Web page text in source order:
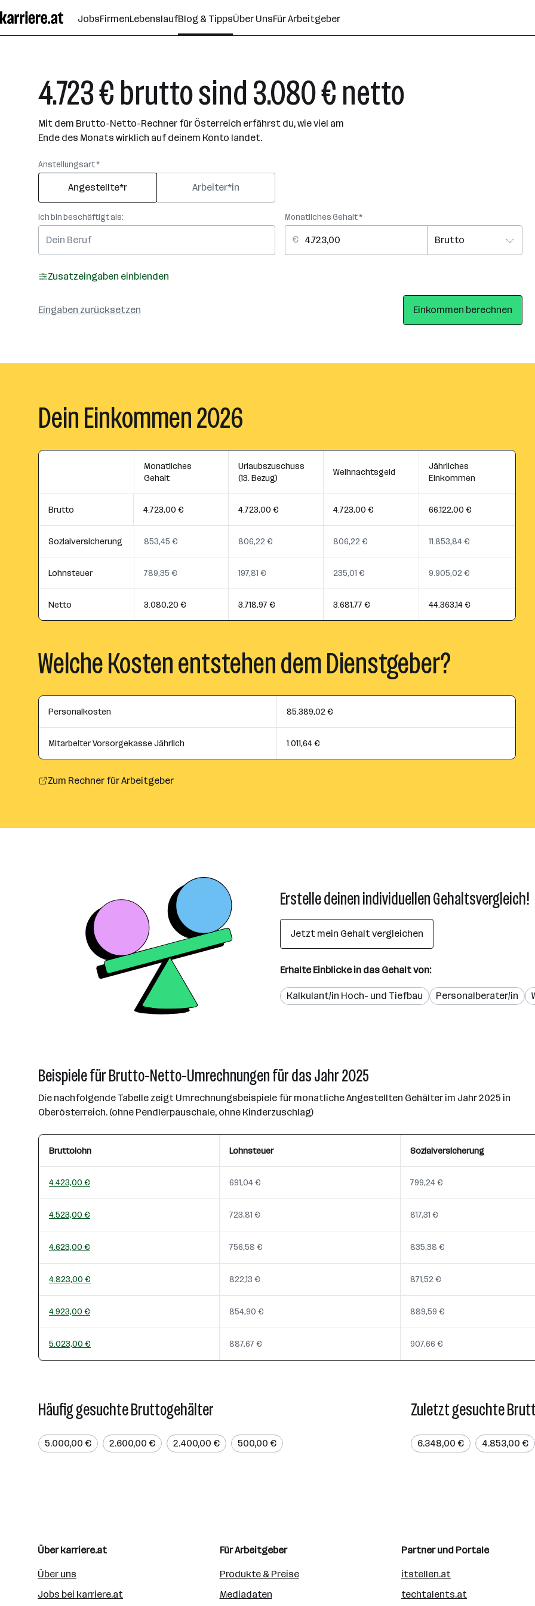
Seiteninhalt
springen
JobsFirmenLebenslaufBlog & TippsÜber UnsFür Arbeitgeber
4.723 € brutto sind 3.080 € netto
Mit dem Brutto-Netto-Rechner für Österreich erfährst du, wie viel am
Ende des Monats wirklich auf deinem Konto landet.
Anstellungsart *
Angestellte*r Arbeiter*in
Ich bin beschäftigt als: Monatliches Gehalt *
Zusatzeingaben einblenden
Eingaben zurücksetzen Einkommen berechnen
Dein Einkommen 2026
Monatliches
Gehalt
Urlaubszuschuss
(13. Bezug)
Weihnachtsgeld
Jährliches
Einkommen
Brutto 4.723,00 € 4.723,00 € 4.723,00 € 66.122,00 €
Sozialversicherung 853,45 € 806,22 € 806,22 € 11.853,84 €
Lohnsteuer 789,35 € 197,81 € 235,01 € 9.905,02 €
Netto 3.080,20 € 3.718,97 € 3.681,77 € 44.363,14 €
Welche Kosten entstehen dem Dienstgeber?
Personalkosten 85.389,02 €
Mitarbeiter Vorsorgekasse Jährlich 1.011,64 €
Zum Rechner für Arbeitgeber
Erstelle deinen individuellen Gehaltsvergleich!
Jetzt mein Gehalt vergleichen
Erhalte Einblicke in das Gehalt von:
Kalkulant/in Hoch- und Tiefbau Personalberater/in
Beispiele für Brutto-Netto-Umrechnungen für das Jahr 2025
Die nachfolgende Tabelle zeigt Umrechnungsbeispiele für monatliche Angestellten Gehälter im Jahr 2025 in
Oberösterreich. (ohne Pendlerpauschale, ohne Kinderzuschlag)
Bruttolohn Lohnsteuer Sozialversicherung
4.423,00 € 691,04 € 799,24 €
4.523,00 € 723,81 € 817,31 €
4.623,00 € 756,58 € 835,38 €
4.823,00 € 822,13 € 871,52 €
4.923,00 € 854,90 € 889,59 €
5.023,00 € 887,67 € 907,66 €
Häufig gesuchte Bruttogehälter
5.000,00 € 2.600,00 € 2.400,00 € 500,00 €
Zuletzt gesuchte
6.348,00 € 4.853,00 €
Über karriere.at
Über uns
Jobs bei karriere.at
Für Arbeitgeber
Produkte & Preise
Mediadaten
Partner und Portale
itstellen.at
techtalents.at